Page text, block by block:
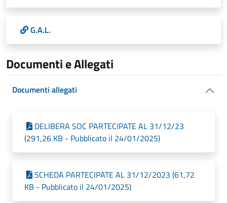
G.A.L.
Documenti e Allegati
Documenti allegati
DELIBERA SOC PARTECIPATE AL 31/12/23
(291,26 KB - Pubblicato il 24/01/2025)
SCHEDA PARTECIPATE AL 31/12/2023 (61,72
KB - Pubblicato il 24/01/2025)